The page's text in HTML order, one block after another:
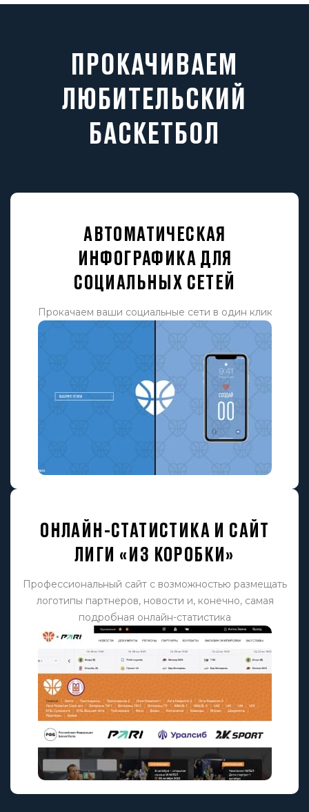
ПРОКАЧИВАЕМ
ЛЮБИТЕЛЬСКИЙ
БАСКЕТБОЛ
АВТОМАТИЧЕСКАЯ
ИНФОГРАФИКА ДЛЯ
СОЦИАЛЬНЫХ СЕТЕЙ
Прокачаем ваши социальные сети в один клик
ОНЛАЙН-СТАТИСТИКА И САЙТ
ЛИГИ «ИЗ КОРОБКИ»
Профессиональный сайт с возможностью размещать
логотипы партнеров, новости и, конечно, самая
подробная онлайн-статистика